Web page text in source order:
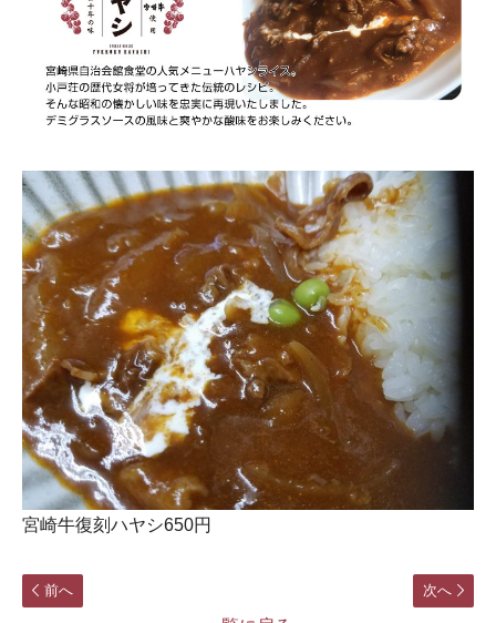
宮崎牛復刻ハヤシ650円
次へ
前へ